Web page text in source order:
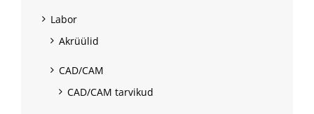
Labor
Akrüülid
CAD/CAM
CAD/CAM tarvikud